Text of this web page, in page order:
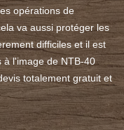
opérations de
va aussi protéger les
difficiles et il est
à l'image de NTB-40
totalement gratuit et